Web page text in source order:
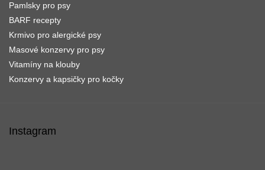
Pamlsky pro psy
BARF recepty
Krmivo pro alergické psy
Masové konzervy pro psy
Vitamíny na klouby
Konzervy a kapsičky pro kočky
Instagram